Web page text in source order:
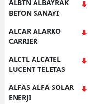
ALBTN ALBAYRAK
BETON SANAYI
ALCAR ALARKO
CARRIER
ALCTL ALCATEL
LUCENT TELETAS
ALFAS ALFA SOLAR
ENERJI